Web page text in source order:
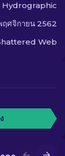
Hydrographic
ฤศจิกายน 2562
Web